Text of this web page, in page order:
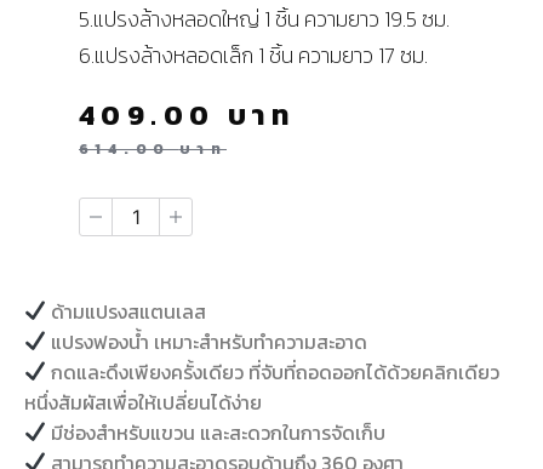
5.แปรงล้างหลอดใหญ่ 1 ชิ้น ความยาว 19.5 ซม.
6.แปรงล้างหลอดเล็ก 1 ชิ้น ความยาว 17 ซม.
614.00บาท
409.00 บาท
ด้ามแปรงสแตนเลส
แปรงฟองน้ำ เหมาะสำหรับทำความสะอาด
กดและดึงเพียงครั้งเดียว ที่จับที่ถอดออกได้ด้วยคลิกเดียว
หนึ่งสัมผัสเพื่อให้เปลี่ยนได้ง่าย
มีช่องสำหรับแขวน และสะดวกในการจัดเก็บ
สามารถทำความสะอาดรอบด้านถึง 360 องศา